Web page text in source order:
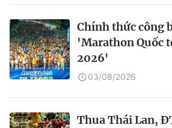
Chính thức công
'Marathon Quốc
2026'
03/08/2026
Thua Thái Lan,